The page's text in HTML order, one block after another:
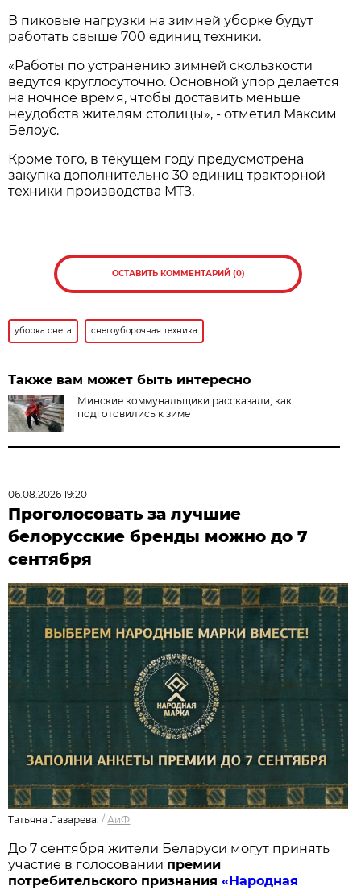
В пиковые нагрузки на зимней уборке будут
работать свыше 700 единиц техники.
«Работы по устранению зимней скользкости
ведутся круглосуточно. Основной упор делается
на ночное время, чтобы доставить меньше
неудобств жителям столицы», - отметил Максим
Белоус.
Кроме того, в текущем году предусмотрена
закупка дополнительно 30 единиц тракторной
техники производства МТЗ.
ОСТАВИТЬ КОММЕНТАРИЙ (0)
уборка снега снегоуборочная техника
Также вам может быть интересно
Минские коммунальщики рассказали, как
подготовились к зиме
06.08.2026 19:20
Проголосовать за лучшие
белорусские бренды можно до 7
сентября
Татьяна Лазарева. /АиФ
До 7 сентября жители Беларуси могут принять
участие в голосовании премии
потребительского признания«Народная